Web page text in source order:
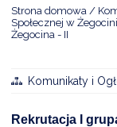
Strona domowa
Społecznej w
Żegocina - II
Komunikaty i
Rekrutacja I